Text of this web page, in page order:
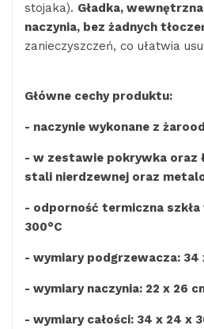
stojaka). Gładka,
naczynia, bez żadnych
zanieczyszczeń, co ułatwia
Główne cechy produktu:
- naczynie wykonane z
- w zestawie pokrywka oraz
stali nierdzewnej oraz
- odporność termiczna
300°C
- wymiary podgrzewacza: 34
- wymiary naczynia: 22 x 26
- wymiary całości: 34 x 24 x